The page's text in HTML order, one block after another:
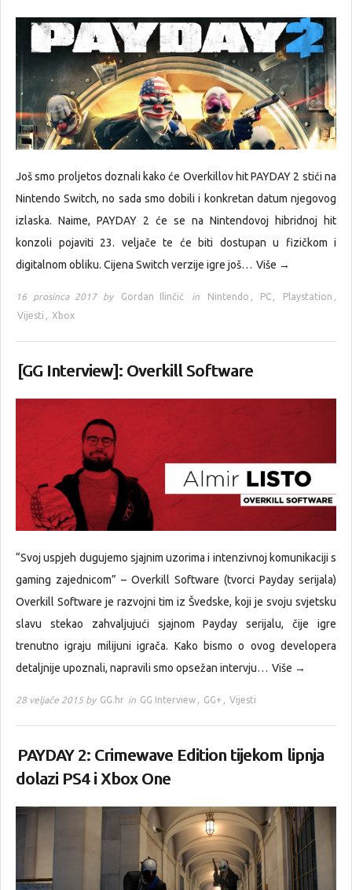
Još smo proljetos doznali kako će Overkillov hit PAYDAY 2 stići na
Nintendo Switch, no sada smo dobili i konkretan datum njegovog
izlaska. Naime, PAYDAY 2 će se na Nintendovoj hibridnoj hit
konzoli pojaviti 23. veljače te će biti dostupan u fizičkom i
digitalnom obliku. Cijena Switch verzije igre još… Više →
16 prosinca 2017 by Gordan Ilinčić in Nintendo , PC , Playstation ,
Vijesti , Xbox
[GG Interview]: Overkill Software
“Svoj uspjeh dugujemo sjajnim uzorima i intenzivnoj komunikaciji s
gaming zajednicom” – Overkill Software (tvorci Payday serijala)
Overkill Software je razvojni tim iz Švedske, koji je svoju svjetsku
slavu stekao zahvaljujući sjajnom Payday serijalu, čije igre
trenutno igraju milijuni igrača. Kako bismo o ovog developera
detaljnije upoznali, napravili smo opsežan intervju… Više →
28 veljače 2015 by GG.hr in GG Interview , GG+ , Vijesti
PAYDAY 2: Crimewave Edition tijekom lipnja
dolazi PS4 i Xbox One